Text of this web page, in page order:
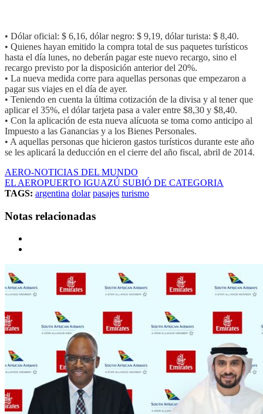
• Dólar oficial: $ 6,16, dólar negro: $ 9,19, dólar turista: $ 8,40.
• Quienes hayan emitido la compra total de sus paquetes turísticos
hasta el día lunes, no deberán pagar este nuevo recargo, sino el
recargo previsto por la disposición anterior del 20%.
• La nueva medida corre para aquellas personas que empezaron a
pagar sus viajes en el día de ayer.
• Teniendo en cuenta la última cotización de la divisa y al tener que
aplicar el 35%, el dólar tarjeta pasa a valer entre $8,30 y $8,40.
• Con la aplicación de esta nueva alícuota se toma como anticipo al
Impuesto a las Ganancias y a los Bienes Personales.
• A aquellas personas que hicieron gastos turísticos durante este año
se les aplicará la deducción en el cierre del año fiscal, abril de 2014.
AERO-NOTICIAS DEL MUNDO
EL AEROPUERTO IGUAZÚ SUBIÓ DE CATEGORIA
TAGS: argentina dolar pasajes turismo
Notas relacionadas